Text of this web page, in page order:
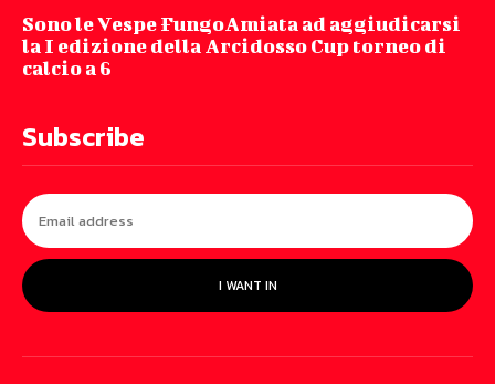
Sono le Vespe FungoAmiata ad aggiudicarsi
la I edizione della Arcidosso Cup torneo di
calcio a 6
Subscribe
I WANT IN